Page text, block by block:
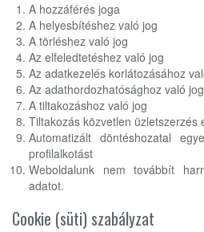
A hozzáférés joga
A helyesbítéshez való jog
A törléshez való jog
Az elfeledtetéshez való jog
Az adatkezelés korlátozásához
Az adathordozhatósághoz való jog
A tiltakozáshoz való jog
Tiltakozás közvetlen üzletszerzés
Automatizált döntéshozatal
profilalkotást
Weboldalunk nem továbbít
adatot.
Cookie (süti) szabályzat